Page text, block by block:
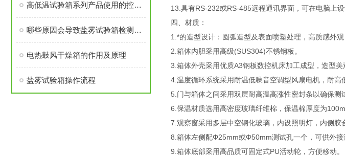
高低温试验箱系列产品使用的控制器及技术参数规格
哪些原因会导致盐雾试验箱检测结果出现差异呢？
电热鼓风干燥箱的作用及原理
盐雾试验箱操作流程
13.具有RS-232或RS-485远程通讯界面，可在电脑上
四、材质：
1.*的造型设计：圆弧造型及表面喷塑处理，高质感外观
2.箱体内胆采用高级(SUS304)不锈钢板。
3.箱体外壳采用优质A3钢板数控机床加工成型，造型美
4.温度循环系统采用耐温低噪音空调型风扇电机，耐高
5.门与箱体之间采用双层耐高温高涨性密封条以确保
6.保温材质选用高密度玻璃纤维棉，保温棉厚度为
7.观察窗采用多层中空钢化玻璃，内设照明灯，内侧
8.箱体左侧配Φ25mm或Φ50mm测试孔一个，可供外接
9.箱体底部采用高品质可固定式PU活动轮，方便移动。